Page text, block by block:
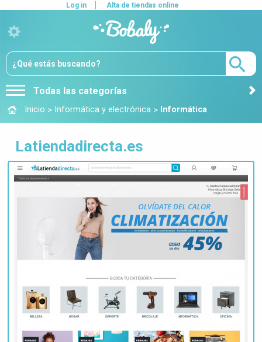
Todas las categorías
Log in Alta de tiendas online
Inicio > Informática y electrónica > Informática
Latiendadirecta.es